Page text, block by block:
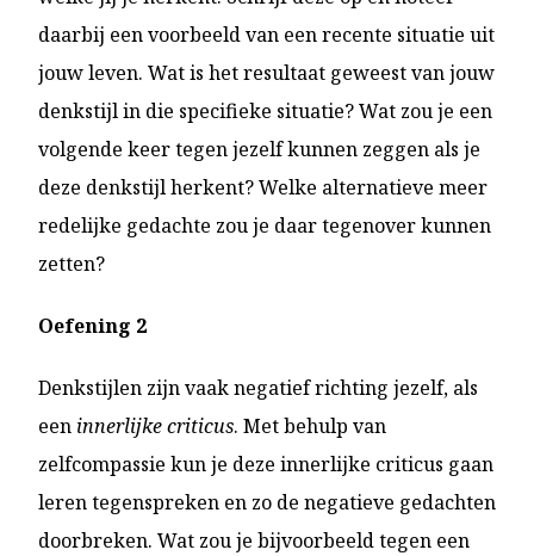
daarbij een voorbeeld van een recente situatie uit
jouw leven. Wat is het resultaat geweest van jouw
denkstijl in die specifieke situatie? Wat zou je een
volgende keer tegen jezelf kunnen zeggen als je
deze denkstijl herkent? Welke alternatieve meer
redelijke gedachte zou je daar tegenover kunnen
zetten?
Oefening 2
Denkstijlen zijn vaak negatief richting jezelf, als
een innerlijke criticus. Met behulp van
zelfcompassie kun je deze innerlijke criticus gaan
leren tegenspreken en zo de negatieve gedachten
doorbreken. Wat zou je bijvoorbeeld tegen een